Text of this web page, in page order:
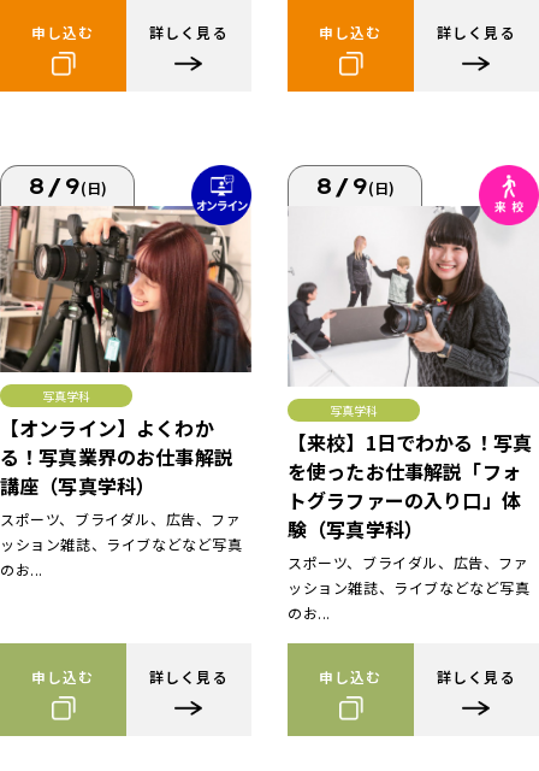
申し込む 詳しく見る 申し込む 詳しく見る
8/9(日)
写真学科
【オンライン】よくわか
る！写真業界のお仕事解説
講座（写真学科）
スポーツ、ブライダル、広告、ファ
ッション雑誌、ライブなどなど写真
のお...
申し込む 詳しく見る
8/9(日)
写真学科
【来校】1日でわかる！写真
を使ったお仕事解説「フォ
トグラファーの入り口」体
験（写真学科）
スポーツ、ブライダル、広告、ファ
ッション雑誌、ライブなどなど写真
のお...
申し込む 詳しく見る